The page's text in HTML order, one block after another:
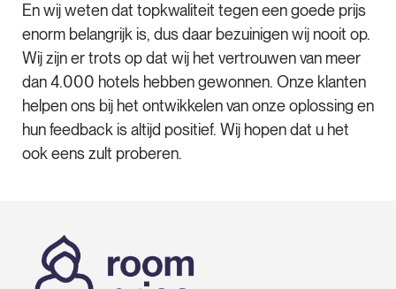
En wij weten dat topkwaliteit tegen een goede prijs
enorm belangrijk is, dus daar bezuinigen wij nooit op.
Wij zijn er trots op dat wij het vertrouwen van meer
dan 4.000 hotels hebben gewonnen. Onze klanten
helpen ons bij het ontwikkelen van onze oplossing en
hun feedback is altijd positief. Wij hopen dat u het
ook eens zult proberen.